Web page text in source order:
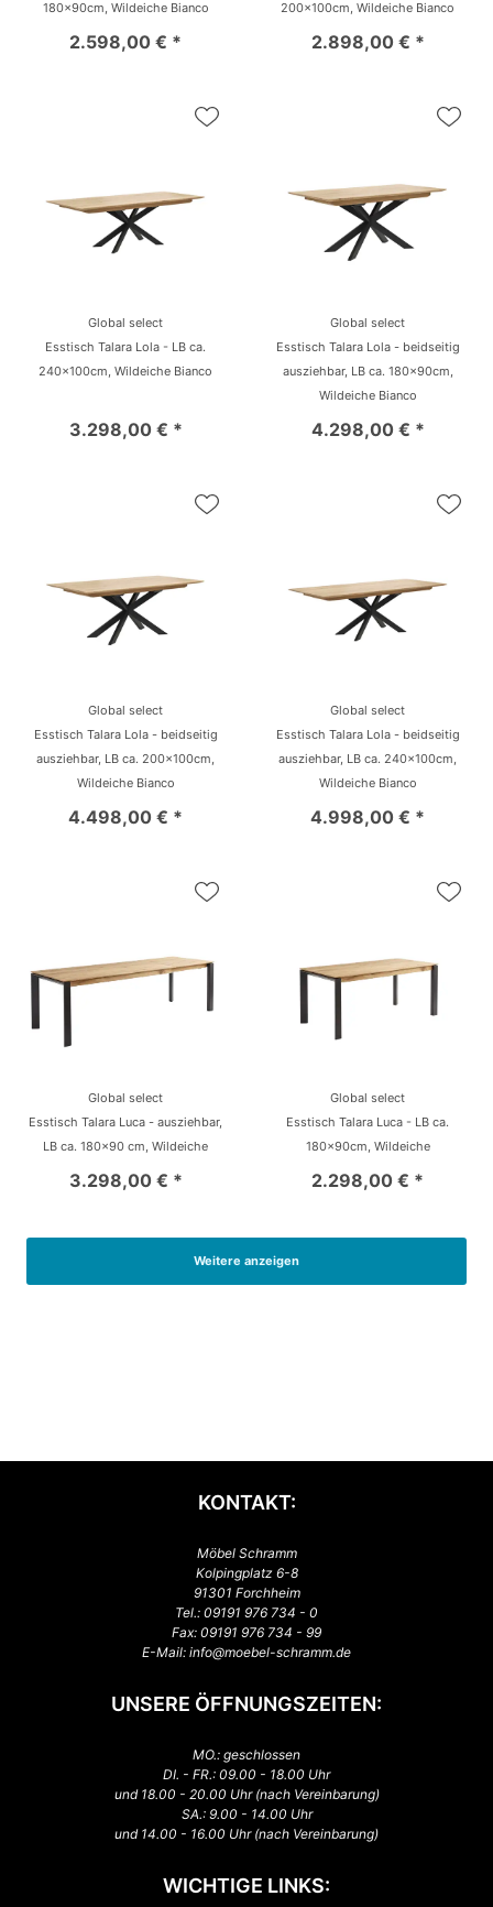
180x90cm, Wildeiche Bianco
2.598,00 € *
200x100cm, Wildeiche Bianco
2.898,00 € *
Global select
Esstisch Talara Lola - LB ca.
240x100cm, Wildeiche Bianco
3.298,00 € *
Global select
Esstisch Talara Lola - beidseitig
ausziehbar, LB ca. 180x90cm,
Wildeiche Bianco
4.298,00 € *
Global select
Esstisch Talara Lola - beidseitig
ausziehbar, LB ca. 200x100cm,
Wildeiche Bianco
4.498,00 € *
Global select
Esstisch Talara Lola - beidseitig
ausziehbar, LB ca. 240x100cm,
Wildeiche Bianco
4.998,00 € *
Global select
Esstisch Talara Luca - ausziehbar,
LB ca. 180x90 cm, Wildeiche
3.298,00 € *
Global select
Esstisch Talara Luca - LB ca.
180x90cm, Wildeiche
2.298,00 € *
Weitere anzeigen
KONTAKT:
Möbel Schramm
Kolpingplatz 6-8
91301 Forchheim
Tel.: 09191 976 734 - 0
Fax: 09191 976 734 - 99
E-Mail: info@moebel-schramm.de
UNSERE ÖFFNUNGSZEITEN:
MO.: geschlossen
DI. - FR.: 09.00 - 18.00 Uhr
und 18.00 - 20.00 Uhr (nach Vereinbarung)
SA.: 9.00 - 14.00 Uhr
und 14.00 - 16.00 Uhr (nach Vereinbarung)
WICHTIGE LINKS: